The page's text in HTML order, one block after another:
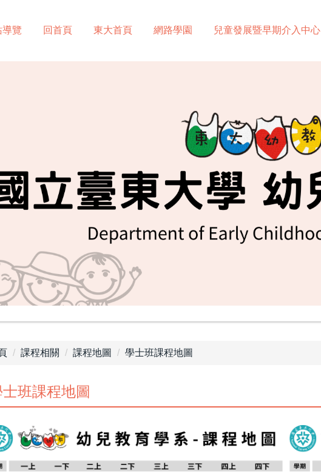
導覽 回首頁 東大首頁 網路學園 兒童發展暨早期介入中心
課程相關 課程地圖 學士班課程地圖
班課程地圖